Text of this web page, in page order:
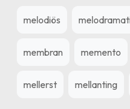
melodiös
membran memento
mellerst mellanting